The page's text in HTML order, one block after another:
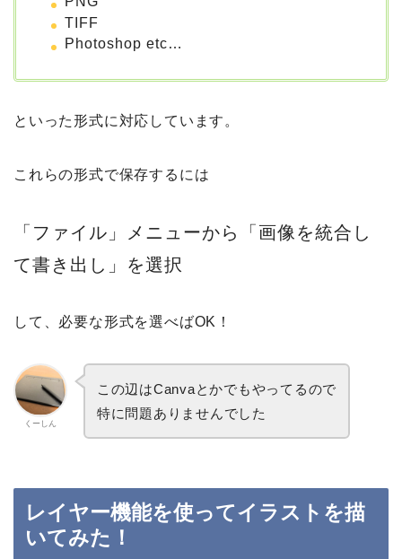
TIFF
Photoshop etc…
といった形式に対応しています。
これらの形式で保存するには
「ファイル」メニューから「画像を統合し
て書き出し」を選択
して、必要な形式を選べばOK！
くーしん
この辺はCanvaとかでもやってるので
特に問題ありませんでした
レイヤー機能を使ってイラストを描
いてみた！